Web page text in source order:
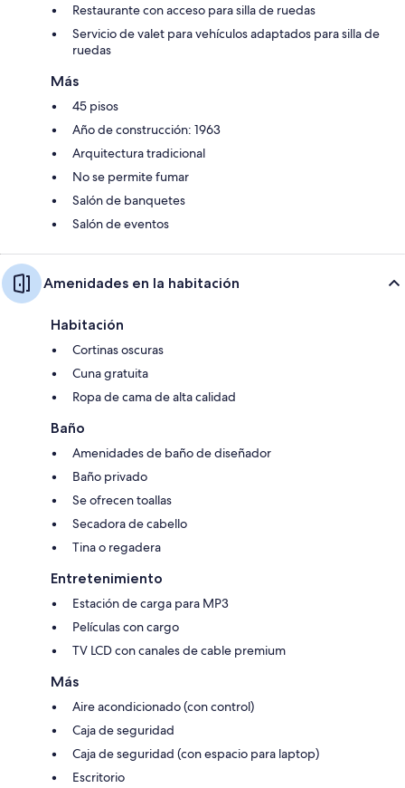
Restaurante con acceso para silla de ruedas
Servicio de valet para vehículos adaptados para silla de
ruedas
Más
45 pisos
Año de construcción: 1963
Arquitectura tradicional
No se permite fumar
Salón de banquetes
Salón de eventos
Amenidades en la habitación
Habitación
Cortinas oscuras
Cuna gratuita
Ropa de cama de alta calidad
Baño
Amenidades de baño de diseñador
Baño privado
Se ofrecen toallas
Secadora de cabello
Tina o regadera
Entretenimiento
Estación de carga para MP3
Películas con cargo
TV LCD con canales de cable premium
Más
Aire acondicionado (con control)
Caja de seguridad
Caja de seguridad (con espacio para laptop)
Escritorio